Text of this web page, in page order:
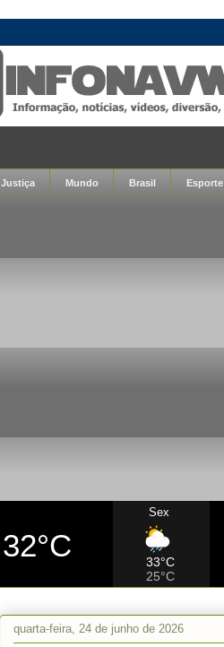
Justiça Mundo Brasil Esporte
32°C
Sex
33°C
25°C
quarta-feira, 24 de junho de 2026